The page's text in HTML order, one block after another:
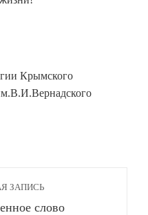
Крымского
ЗАПИСЬ
слово